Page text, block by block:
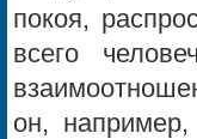
покоя,
всего
он,